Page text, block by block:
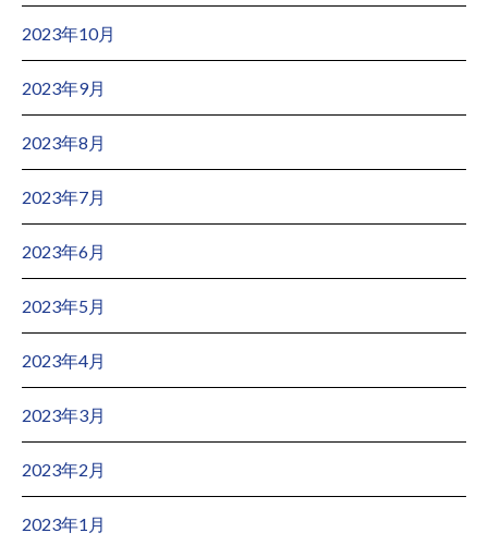
2023年10月
2023年9月
2023年8月
2023年7月
2023年6月
2023年5月
2023年4月
2023年3月
2023年2月
2023年1月